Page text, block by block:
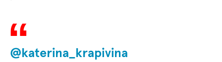
@katerina_krapivina